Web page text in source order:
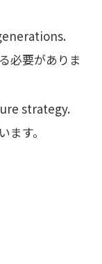
必要がありま
strategy.
す。